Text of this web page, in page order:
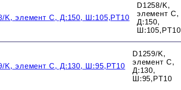
D1258/K,
элемент C,
Д:150,
Ш:105,PT10
D1259/K,
элемент C,
Д:130,
Ш:95,PT10